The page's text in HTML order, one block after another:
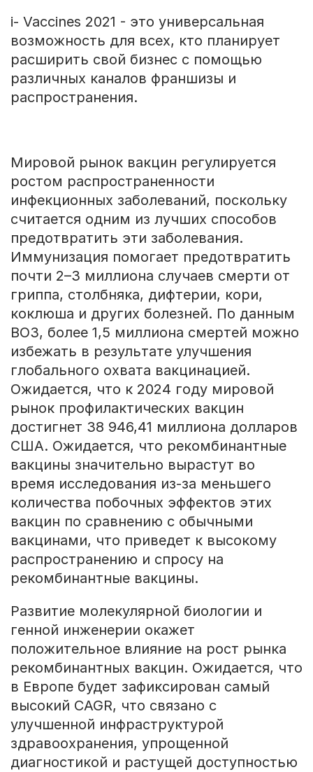
i- Vaccines 2021 - это универсальная
возможность для всех, кто планирует
расширить свой бизнес с помощью
различных каналов франшизы и
распространения.
Мировой рынок вакцин регулируется
ростом распространенности
инфекционных заболеваний, поскольку
считается одним из лучших способов
предотвратить эти заболевания.
Иммунизация помогает предотвратить
почти 2–3 миллиона случаев смерти от
гриппа, столбняка, дифтерии, кори,
коклюша и других болезней. По данным
ВОЗ, более 1,5 миллиона смертей можно
избежать в результате улучшения
глобального охвата вакцинацией.
Ожидается, что к 2024 году мировой
рынок профилактических вакцин
достигнет 38 946,41 миллиона долларов
США. Ожидается, что рекомбинантные
вакцины значительно вырастут во
время исследования из-за меньшего
количества побочных эффектов этих
вакцин по сравнению с обычными
вакцинами, что приведет к высокому
распространению и спросу на
рекомбинантные вакцины.
Развитие молекулярной биологии и
генной инженерии окажет
положительное влияние на рост рынка
рекомбинантных вакцин. Ожидается, что
в Европе будет зафиксирован самый
высокий CAGR, что связано с
улучшенной инфраструктурой
здравоохранения, упрощенной
диагностикой и растущей доступностью